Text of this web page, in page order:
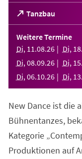
Tanzbau
(Öffnet
in
einem
neuen
Tab)
Weitere Termine
Di, 11 .08.26 Di, 18.
Di, 08.09.26 Di, 15.
Di, 06.10.26 Di, 13.
New Dance ist die
Bühnentanzes,
Kategorie
Produktionen auf